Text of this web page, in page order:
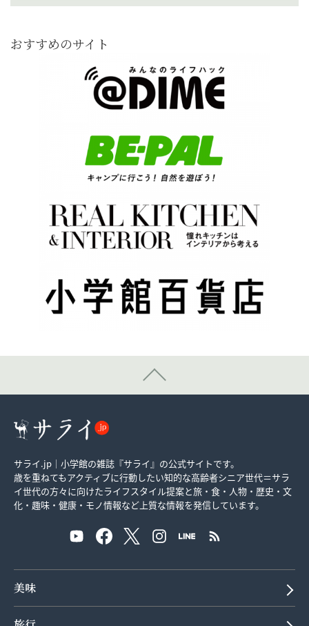
おすすめのサイト
サライ.jp｜小学館の雑誌『サライ』の公式サイトです。
歳を重ねてもアクティブに行動したい知的な高齢者シニア世代＝サラ
イ世代の方々に向けたライフスタイル提案と旅・食・人物・歴史・文
化・趣味・健康・モノ情報など上質な情報を発信しています。
美味